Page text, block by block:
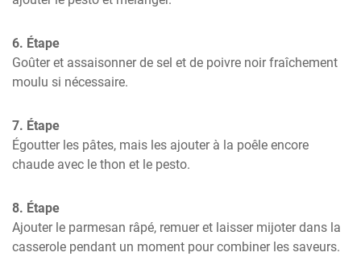
6. Étape
Goûter et assaisonner de sel et de poivre noir fraîchement
moulu si nécessaire.
7. Étape
Égoutter les pâtes, mais les ajouter à la poêle encore
chaude avec le thon et le pesto.
8. Étape
Ajouter le parmesan râpé, remuer et laisser mijoter dans la
casserole pendant un moment pour combiner les saveurs.